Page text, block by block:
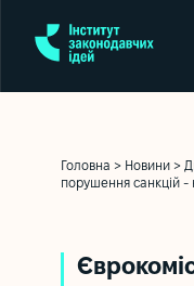
Головна > Новини >
порушення санкцій -